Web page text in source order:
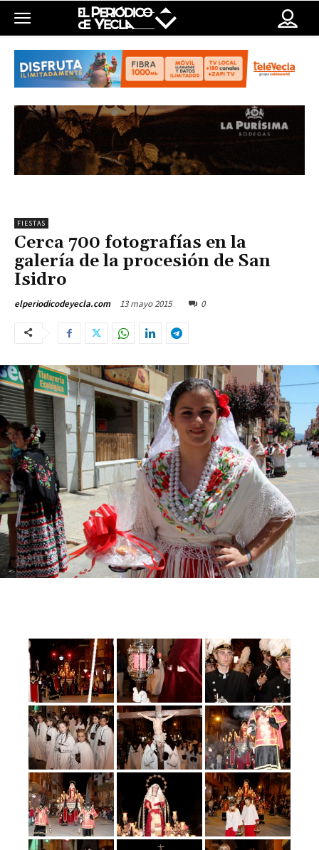
FIESTAS
Cerca 700 fotografías en la
galería de la procesión de San
Isidro
elperiodicodeyecla.com 13 mayo 2015 0